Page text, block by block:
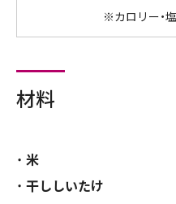
※カロリー・
材料
米
干ししいたけ